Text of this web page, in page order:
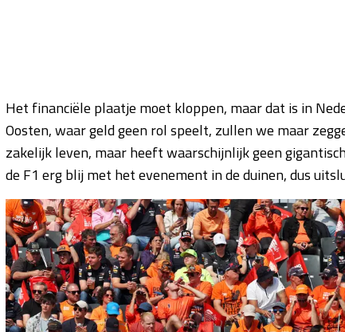
Het financiële plaatje moet kloppen, maar dat is in
Oosten, waar geld geen rol speelt, zullen we maar
zakelijk leven, maar heeft waarschijnlijk geen
de F1 erg blij met het evenement in de duinen, dus